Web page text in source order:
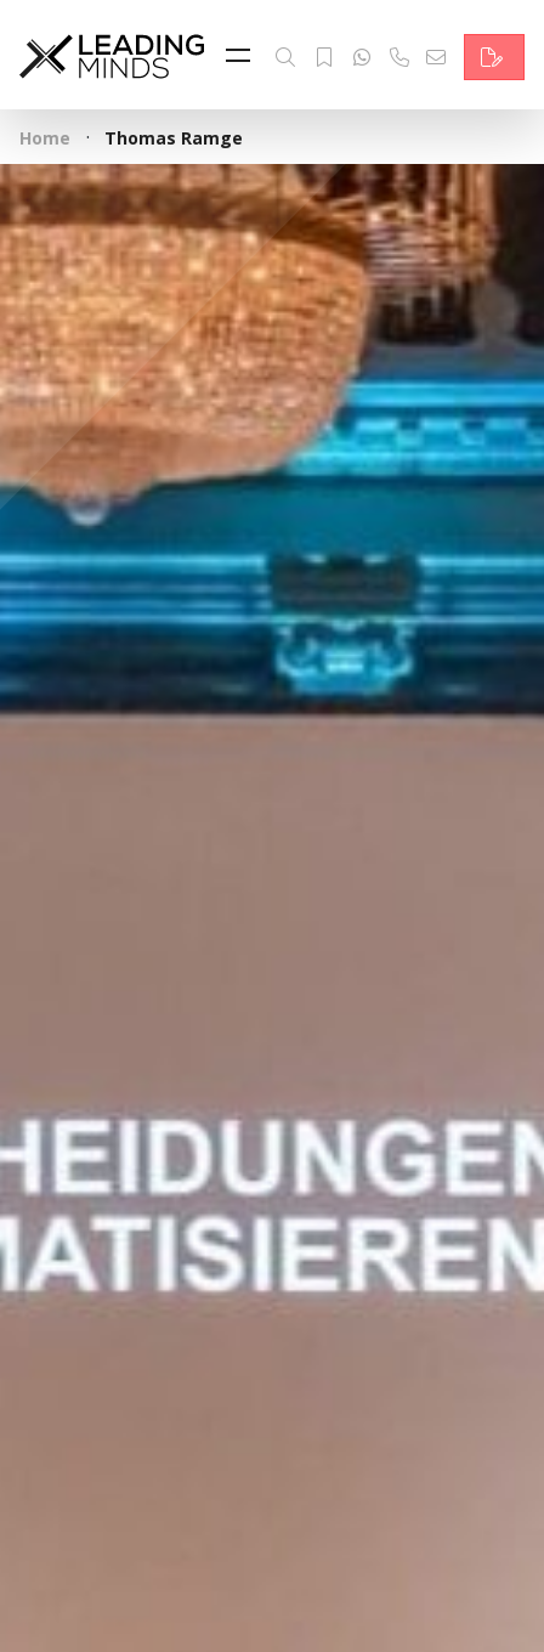
Feed & News
Reading Minds
Themen
Services
Wer wir sind
Kontakt
English
Home · Thomas Ramge